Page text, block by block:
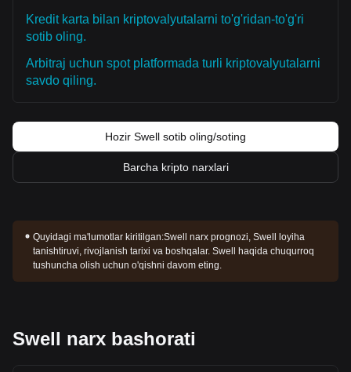
Kredit karta bilan kriptovalyutalarni to'g'ridan-to'g'ri
sotib oling.
Arbitraj uchun spot platformada turli kriptovalyutalarni
savdo qiling.
Hozir Swell sotib oling/soting
Barcha kripto narxlari
Quyidagi ma'lumotlar kiritilgan:Swell narx prognozi, Swell loyiha
tanishtiruvi, rivojlanish tarixi va boshqalar. Swell haqida chuqurroq
tushuncha olish uchun o'qishni davom eting.
Swell narx bashorati